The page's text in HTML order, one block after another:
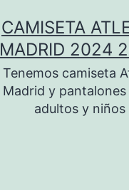
CAMISETA
MADRID 2024
Tenemos camiseta
Madrid y pantalones
adultos y niños